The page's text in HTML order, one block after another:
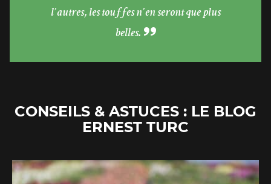
l’autres, les touffes n’en seront que plus
belles.
CONSEILS & ASTUCES : LE BLOG
ERNEST TURC